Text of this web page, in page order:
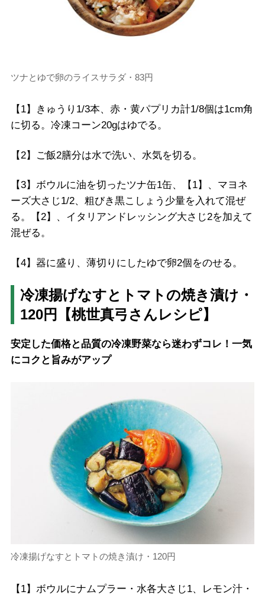
ツナとゆで卵のライスサラダ・83円
【1】きゅうり1/3本、赤・黄パプリカ計1/8個は1cm角
に切る。冷凍コーン20gはゆでる。
【2】ご飯2膳分は水で洗い、水気を切る。
【3】ボウルに油を切ったツナ缶1缶、【1】、マヨネ
ーズ大さじ1/2、粗びき黒こしょう少量を入れて混ぜ
る。【2】、イタリアンドレッシング大さじ2を加えて
混ぜる。
【4】器に盛り、薄切りにしたゆで卵2個をのせる。
冷凍揚げなすとトマトの焼き漬け・
120円【桃世真弓さんレシピ】
安定した価格と品質の冷凍野菜なら迷わずコレ！一気
にコクと旨みがアップ
冷凍揚げなすとトマトの焼き漬け・120円
【1】ボウルにナムプラー・水各大さじ1、レモン汁・